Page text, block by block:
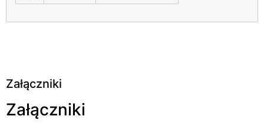
Załączniki
Załączniki